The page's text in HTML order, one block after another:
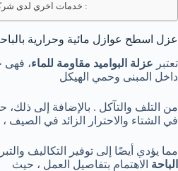
خدمات اخري لدى شركتنا كيفية التصميم :
عزل اسطح عوازل مائية وحرارية بالباحة
تعتبر عزلة البواميد مقاومة للماء، فهى
داخل المبنى وحمي الهيكل
من التلف والتآكل . بالإضافة إلى ذلك،
في الشتاء والاحترار الزائد في الصيف ،
مما يؤدي أيضًا إلى توفير التكاليف
الباحة الاهتمام بتفاصيل العمل ، حيث